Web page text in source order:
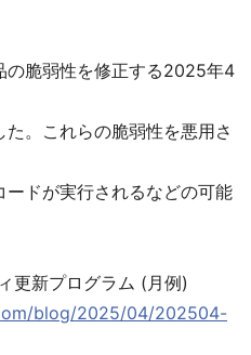
の脆弱性を修正する2025年4
。これらの脆弱性を悪用さ
ドが実行されるなどの可能
新プログラム (月例)
blog/2025/04/202504-